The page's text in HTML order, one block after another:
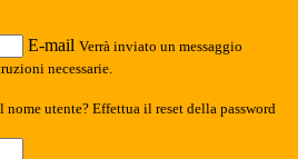
E-mail Verrà inviato un messaggio
necessarie.
nome utente? Effettua il reset della password